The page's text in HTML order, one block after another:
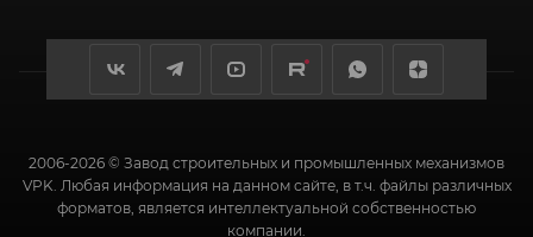
2006-2026 © Завод строительных и промышленных механизмов
VPK. Любая информация на данном сайте, в т.ч. файлы различных
форматов, является интеллектуальной собственностью
компании.